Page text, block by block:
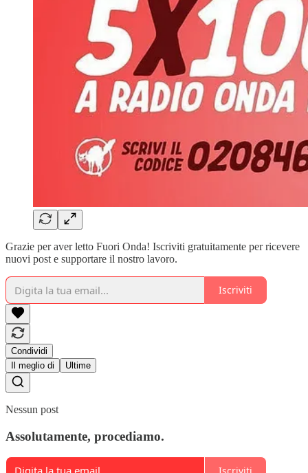
Grazie per aver letto Fuori Onda! Iscriviti gratuitamente per ricevere
nuovi post e supportare il nostro lavoro.
Iscriviti
Condividi
Il meglio di
Ultime
Nessun post
Assolutamente, procediamo.